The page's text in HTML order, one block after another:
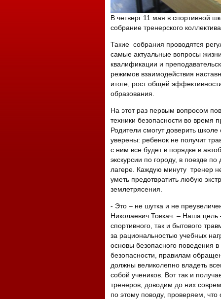
В четверг 11 мая в спортивной
собрание тренерского
Такие собрания проводятся
самые актуальные вопросы
квалификации и
режимов взаимодействия
итоге, рост общей
образования.
На этот раз первым вопросом
техники безопасности во время
Родители смогут доверить школе
уверены: ребенок не получит
с ним все будет в порядке в
экскурсии по городу, в поезде
лагере. Каждую минуту тренер
уметь предотвратить любую
землетрясения.
- Это – не шутка и не
Николаевич Товкач. – Наша
спортивного, так и бытового
за рациональностью учебных
основы безопасного поведения
безопасности, правилам
должны великолепно владеть
собой учеников. Вот так и
тренеров, доводим до них
по этому поводу, проверяем,